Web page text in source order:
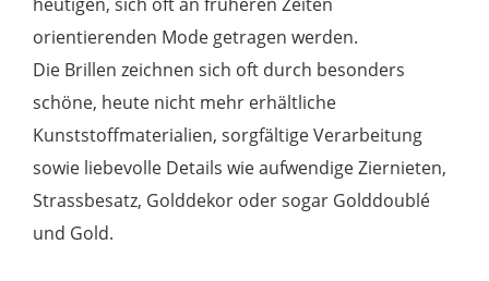
orientierenden Mode getragen werden.
Die Brillen zeichnen sich oft durch besonders
schöne, heute nicht mehr erhältliche
Kunststoffmaterialien, sorgfältige Verarbeitung
sowie liebevolle Details wie aufwendige Ziernieten,
Strassbesatz, Golddekor oder sogar Golddoublé
und Gold.